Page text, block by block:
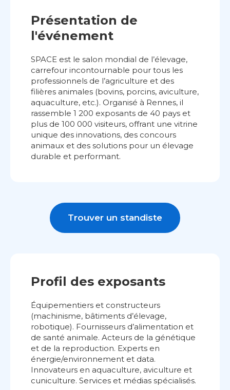
Présentation de
l'événement
SPACE est le salon mondial de l’élevage,
carrefour incontournable pour tous les
professionnels de l’agriculture et des
filières animales (bovins, porcins, aviculture,
aquaculture, etc.). Organisé à Rennes, il
rassemble 1 200 exposants de 40 pays et
plus de 100 000 visiteurs, offrant une vitrine
unique des innovations, des concours
animaux et des solutions pour un élevage
durable et performant.
Trouver un standiste
Profil des exposants
Équipementiers et constructeurs
(machinisme, bâtiments d’élevage,
robotique). Fournisseurs d’alimentation et
de santé animale. Acteurs de la génétique
et de la reproduction. Experts en
énergie/environnement et data.
Innovateurs en aquaculture, aviculture et
cuniculture. Services et médias spécialisés.